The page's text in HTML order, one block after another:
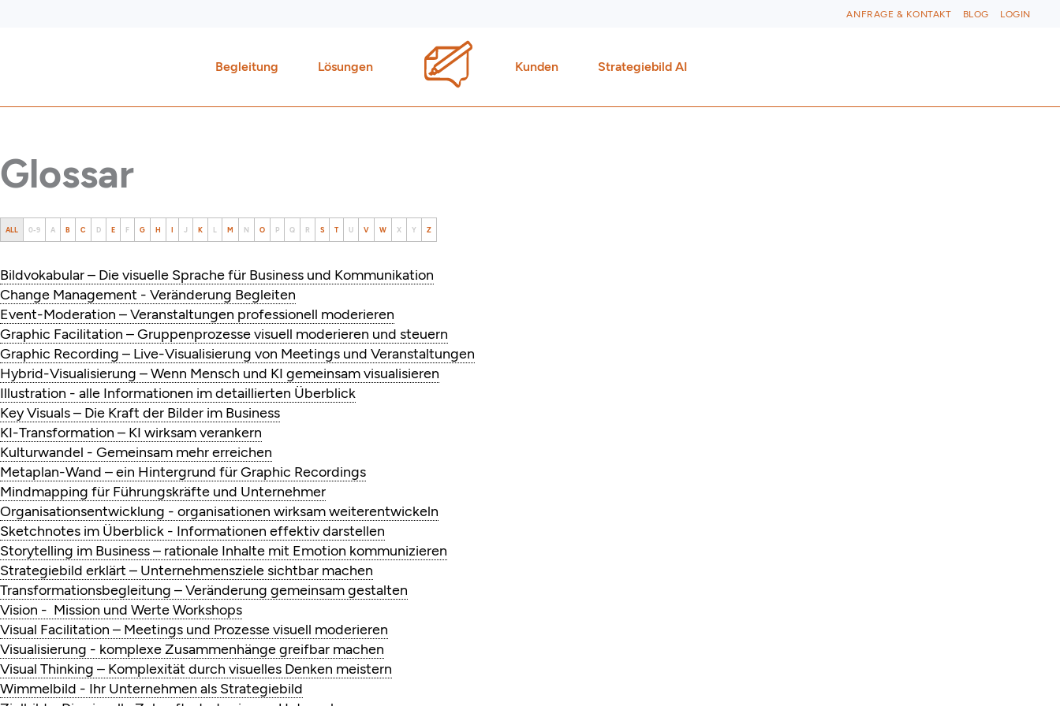
ANFRAGE & KONTAKT BLOG LOGIN
Begleitung Lösungen Kunden Strategiebild AI
Glossar
ALL 0-9 A B C D E F G H I J K L M N O P Q R S T U V W X Y Z
Bildvokabular – Die visuelle Sprache für Business und Kommunikation
Change Management - Veränderung Begleiten
Event-Moderation – Veranstaltungen professionell moderieren
Graphic Facilitation – Gruppenprozesse visuell moderieren und steuern
Graphic Recording – Live-Visualisierung von Meetings und Veranstaltungen
Hybrid-Visualisierung – Wenn Mensch und KI gemeinsam visualisieren
Illustration - alle Informationen im detaillierten Überblick
Key Visuals – Die Kraft der Bilder im Business
KI-Transformation – KI wirksam verankern
Kulturwandel - Gemeinsam mehr erreichen
Metaplan-Wand – ein Hintergrund für Graphic Recordings
Mindmapping für Führungskräfte und Unternehmer
Organisationsentwicklung - organisationen wirksam weiterentwickeln
Sketchnotes im Überblick - Informationen effektiv darstellen
Storytelling im Business – rationale Inhalte mit Emotion kommunizieren
Strategiebild erklärt – Unternehmensziele sichtbar machen
Transformationsbegleitung – Veränderung gemeinsam gestalten
Vision - Mission und Werte Workshops
Visual Facilitation – Meetings und Prozesse visuell moderieren
Visualisierung - komplexe Zusammenhänge greifbar machen
Visual Thinking – Komplexität durch visuelles Denken meistern
Wimmelbild - Ihr Unternehmen als Strategiebild